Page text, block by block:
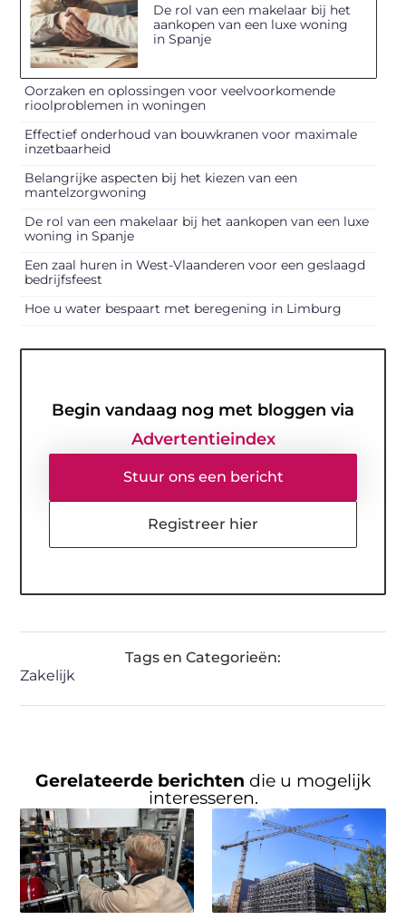
De rol van een makelaar bij het
aankopen van een luxe woning
in Spanje
Oorzaken en oplossingen voor veelvoorkomende
rioolproblemen in woningen
Effectief onderhoud van bouwkranen voor maximale
inzetbaarheid
Belangrijke aspecten bij het kiezen van een
mantelzorgwoning
De rol van een makelaar bij het aankopen van een luxe
woning in Spanje
Een zaal huren in West-Vlaanderen voor een geslaagd
bedrijfsfeest
Hoe u water bespaart met beregening in Limburg
Begin vandaag nog met bloggen via
Advertentieindex
Stuur ons een bericht
Registreer hier
Tags en Categorieën:
Zakelijk
Gerelateerde berichten die u mogelijk
interesseren.